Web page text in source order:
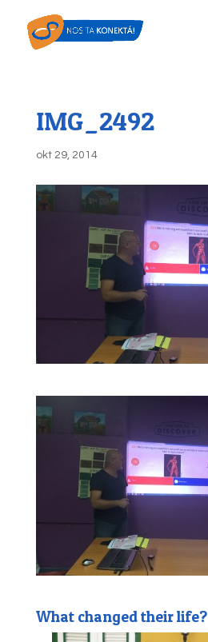
IMG_2492
okt 29, 2014
What changed their life?